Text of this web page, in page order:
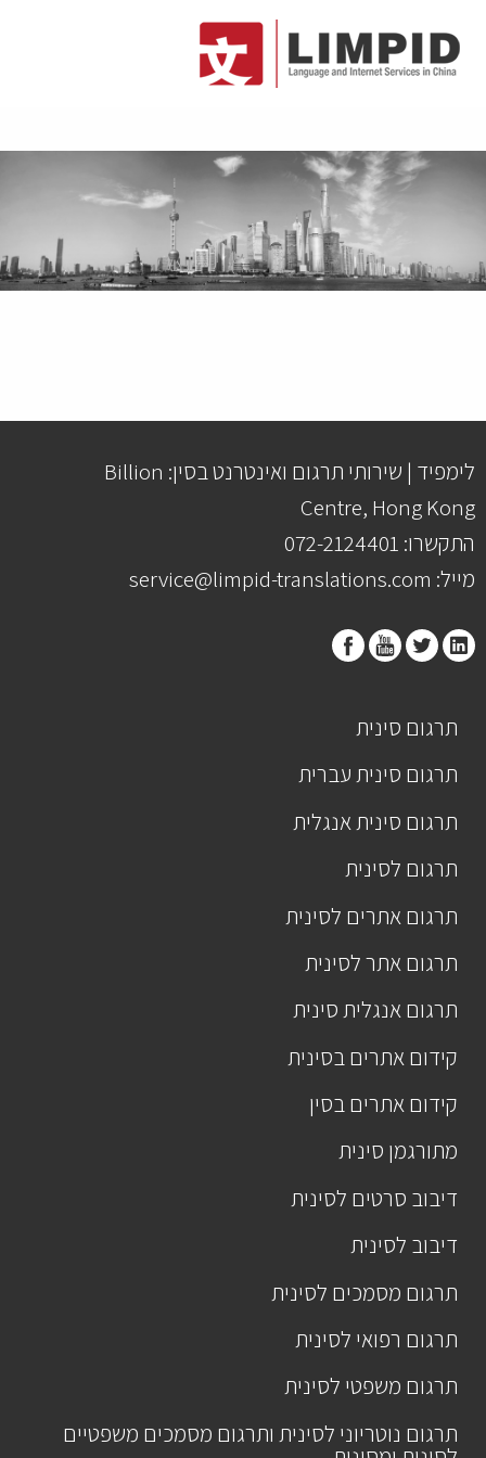
לימפיד | שירותי תרגום ואינטרנט בסין: Billion
Centre, Hong Kong
התקשרו: 072-2124401
מייל: service@limpid-translations.com
תרגום סינית
תרגום סינית עברית
תרגום סינית אנגלית
תרגום לסינית
תרגום אתרים לסינית
תרגום אתר לסינית
תרגום אנגלית סינית
קידום אתרים בסינית
קידום אתרים בסין
מתורגמן סינית
דיבוב סרטים לסינית
דיבוב לסינית
תרגום מסמכים לסינית
תרגום רפואי לסינית
תרגום משפטי לסינית
תרגום נוטריוני לסינית ותרגום מסמכים משפטיים